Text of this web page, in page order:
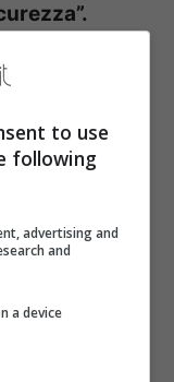
osservato
to use
following
advertising and
and
a device